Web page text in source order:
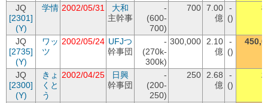
JQ
[2301]
(Y)
学情 2002/05/31
大和
主幹事
-
(600-
700)
700 7.00
億
-
()
JQ
[2735]
(Y)
ワッ
ツ
2002/05/24 UFJつ
幹事団
-
(270k-
300k)
300,000
2.10
億
-
()
JQ
[2300]
(Y)
きょ
くと
う
2002/04/25
日興
幹事団
-
(200-
250)
250
2.68
億
-
()